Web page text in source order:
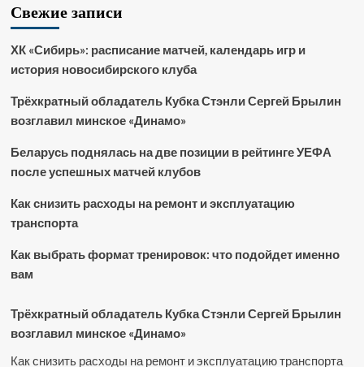
Свежие записи
ХК «Сибирь»: расписание матчей, календарь игр и
история новосибирского клуба
Трёхкратный обладатель Кубка Стэнли Сергей Брылин
возглавил минское «Динамо»
Беларусь поднялась на две позиции в рейтинге УЕФА
после успешных матчей клубов
Как снизить расходы на ремонт и эксплуатацию
транспорта
Как выбрать формат тренировок: что подойдет именно
вам
Трёхкратный обладатель Кубка Стэнли Сергей Брылин
возглавил минское «Динамо»
Как снизить расходы на ремонт и эксплуатацию транспорта